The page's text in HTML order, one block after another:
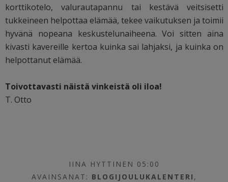
korttikotelo, valurautapannu tai kestävä veitsisetti
tukkeineen helpottaa elämää, tekee vaikutuksen ja toimii
hyvänä nopeana keskustelunaiheena. Voi sitten aina
kivasti kavereille kertoa kuinka sai lahjaksi, ja kuinka on
helpottanut elämää.
Toivottavasti näistä vinkeistä oli iloa!
T. Otto
IINA HYTTINEN 05:00
AVAINSANAT: BLOGIJOULUKALENTERI ,